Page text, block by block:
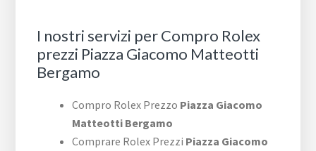
I nostri servizi per Compro Rolex
prezzi Piazza Giacomo Matteotti
Bergamo
Compro Rolex Prezzo Piazza Giacomo
Matteotti Bergamo
Comprare Rolex Prezzi Piazza Giacomo